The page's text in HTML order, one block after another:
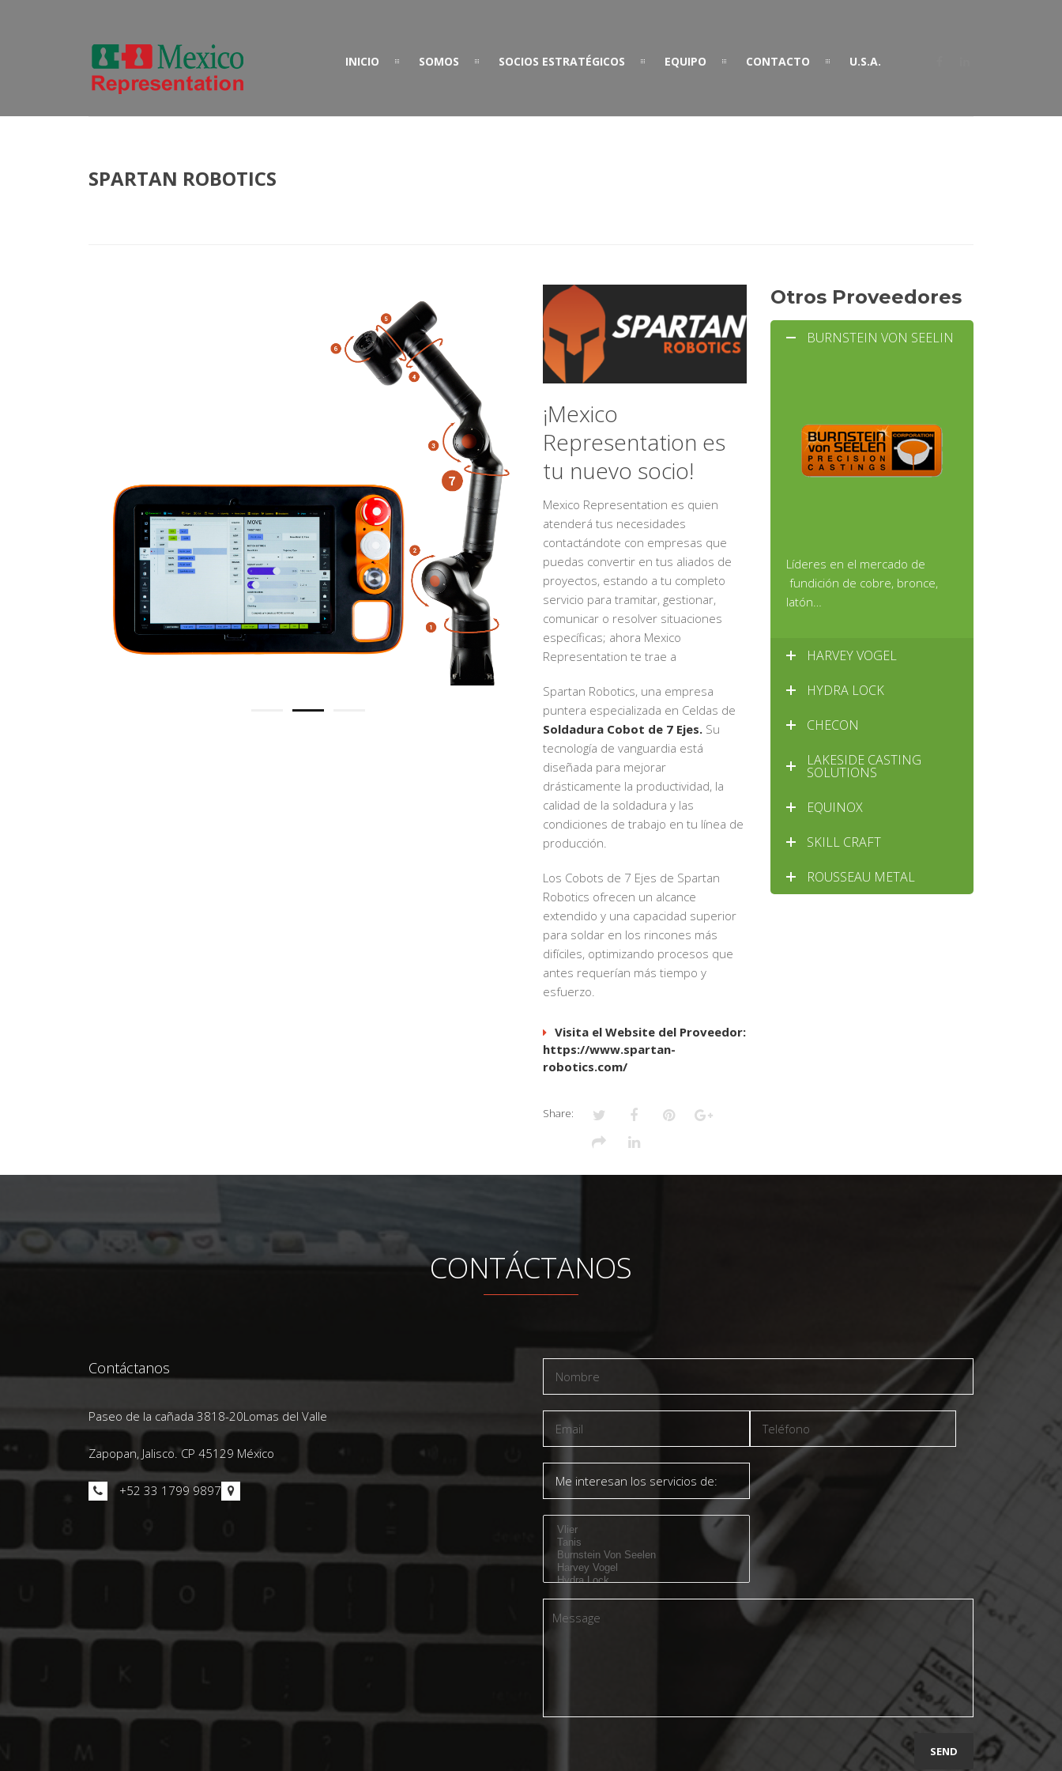
INICIO SOMOS SOCIOS ESTRATÉGICOS EQUIPO CONTACTO U.S.A.
SPARTAN ROBOTICS
¡Mexico
Representation es
tu nuevo socio!
Mexico Representation es quien
atenderá tus necesidades
contactándote con empresas que
puedas convertir en tus aliados de
proyectos, estando a tu completo
servicio para tramitar, gestionar,
comunicar o resolver situaciones
específicas; ahora Mexico
Representation te trae a
Spartan Robotics, una empresa
puntera especializada en Celdas de
Soldadura Cobot de 7 Ejes. Su
tecnología de vanguardia está
diseñada para mejorar
drásticamente la productividad, la
calidad de la soldadura y las
condiciones de trabajo en tu línea de
producción.
Los Cobots de 7 Ejes de Spartan
Robotics ofrecen un alcance
extendido y una capacidad superior
para soldar en los rincones más
difíciles, optimizando procesos que
antes requerían más tiempo y
esfuerzo.
Visita el Website del Proveedor:
https://www.spartan-
robotics.com/
Share:
Otros Proveedores
BURNSTEIN VON SEELIN
Líderes en el mercado de
fundición de cobre, bronce,
latón…
HARVEY VOGEL
HYDRA LOCK
CHECON
LAKESIDE CASTING
SOLUTIONS
EQUINOX
SKILL CRAFT
ROUSSEAU METAL
CONTÁCTANOS
Contáctanos
Paseo de la cañada 3818-20Lomas del Valle
Zapopan, Jalisco. CP 45129 México
+52 33 1799 9897